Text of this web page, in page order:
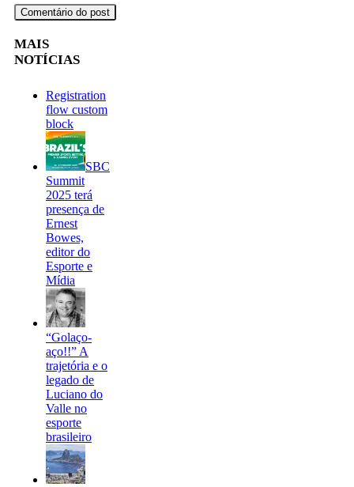
MAIS
NOTÍCIAS
Registration
flow custom
block
SBC
Summit
2025 terá
presença de
Ernest
Bowes,
editor do
Esporte e
Mídia
“Golaço-
aço!!” A
trajetória e o
legado de
Luciano do
Valle no
esporte
brasileiro